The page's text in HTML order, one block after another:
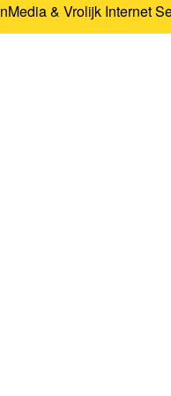
& Vrolijk Internet